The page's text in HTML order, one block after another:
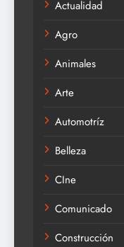
Actualidad
Agro
Animales
Arte
Automotríz
Belleza
CIne
Comunicado
Construcción